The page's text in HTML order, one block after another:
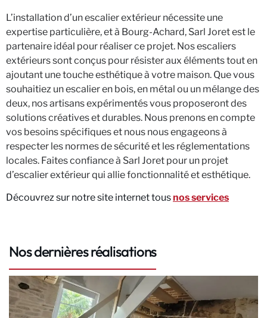
L’installation d’un escalier extérieur nécessite une
expertise particulière, et à Bourg-Achard, Sarl Joret est le
partenaire idéal pour réaliser ce projet. Nos escaliers
extérieurs sont conçus pour résister aux éléments tout en
ajoutant une touche esthétique à votre maison. Que vous
souhaitiez un escalier en bois, en métal ou un mélange des
deux, nos artisans expérimentés vous proposeront des
solutions créatives et durables. Nous prenons en compte
vos besoins spécifiques et nous nous engageons à
respecter les normes de sécurité et les réglementations
locales. Faites confiance à Sarl Joret pour un projet
d’escalier extérieur qui allie fonctionnalité et esthétique.
Découvrez sur notre site internet tousnos services
Nos dernières réalisations